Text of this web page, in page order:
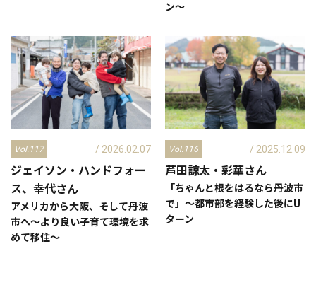
ン～
Vol.117
ジェイソン・ハンドフォー
ス、幸代さん
/ 2026.02.07
アメリカから大阪、そして丹波
市へ～より良い子育て環境を求
めて移住～
Vol.116
芦田諒太・彩華さん
/ 2025.12.09
「ちゃんと根をはるなら丹波市
で」～都市部を経験した後にU
ターン